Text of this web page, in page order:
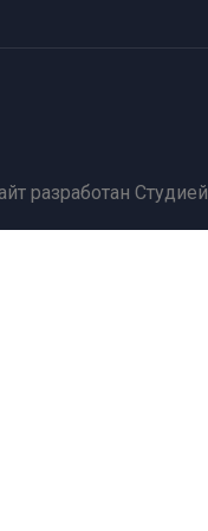
разработан Студией